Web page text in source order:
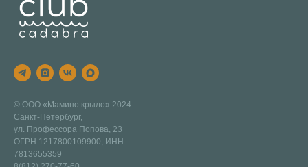
© ООО «Мамино крыло» 2024
Санкт-Петербург,
ул. Профессора Попова, 23
ОГРН 1217800109900, ИНН
7813655359